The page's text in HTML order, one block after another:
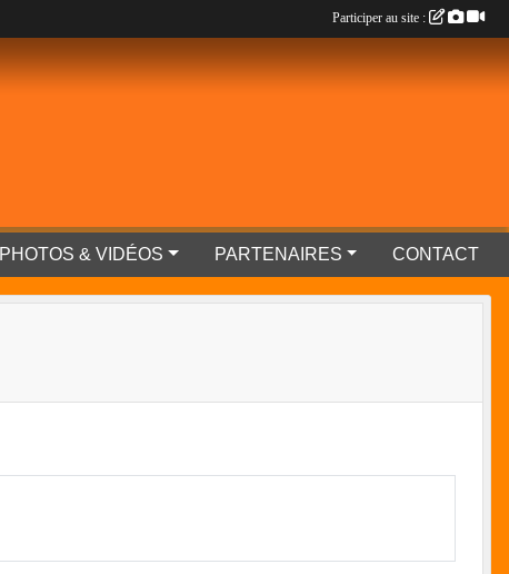
PHOTOS & VIDÉOS PARTENAIRES CONTACT
Participer au site :